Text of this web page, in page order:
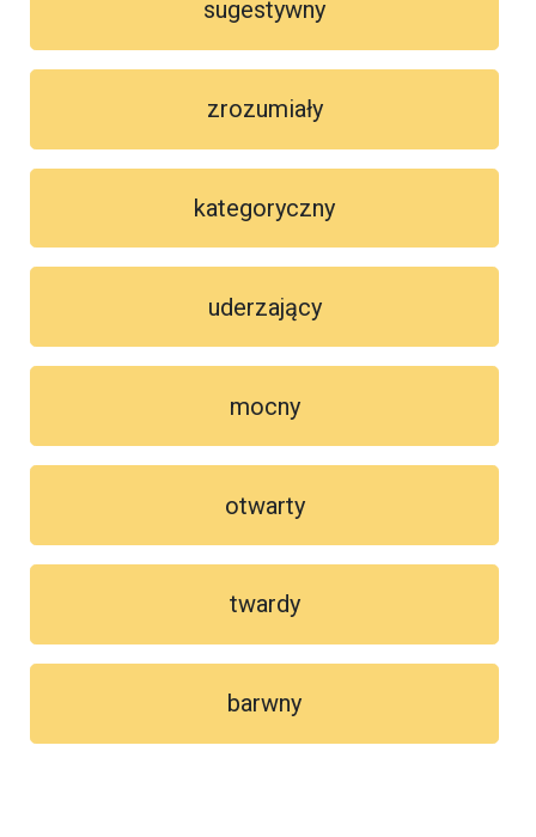
sugestywny
zrozumiały
kategoryczny
uderzający
mocny
otwarty
twardy
barwny